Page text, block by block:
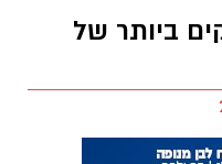
ביותר של